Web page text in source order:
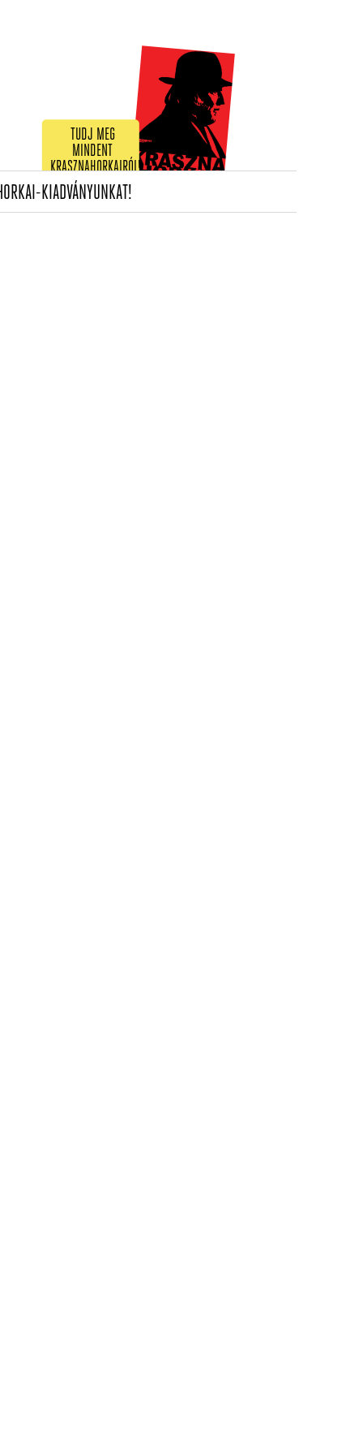
TUDJ MEG
MINDENT
KRASZNAHORKAIRÓL!
KIADVÁNYUNKAT!(CURRENT)